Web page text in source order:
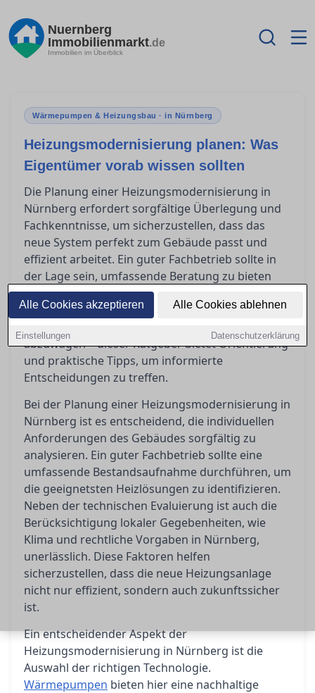
Alle Cookies akzeptieren Alle Cookies ablehnen
Einstellungen Datenschutzerklärung
Nuernberg
Immobilienmarkt.de
Immobilien im Überblick
Wärmepumpen & Heizungsbau · in Nürnberg
Heizungsmodernisierung planen: Was
Eigentümer vorab wissen sollten
Die Planung einer Heizungsmodernisierung in
Nürnberg erfordert sorgfältige Überlegung und
Fachkenntnisse, um sicherzustellen, dass das
neue System perfekt zum Gebäude passt und
effizient arbeitet. Ein guter Fachbetrieb sollte in
der Lage sein, umfassende Beratung zu bieten
und auf individuelle Bedürfnisse einzugehen.
Eigentümer stehen oft vor der Herausforderung,
abzuwägen – dieser Ratgeber bietet Orientierung
und praktische Tipps, um informierte
Entscheidungen zu treffen.
Bei der Planung einer Heizungsmodernisierung in
Nürnberg ist es entscheidend, die individuellen
Anforderungen des Gebäudes sorgfältig zu
analysieren. Ein guter Fachbetrieb sollte eine
umfassende Bestandsaufnahme durchführen, um
die geeignetsten Heizlösungen zu identifizieren.
Neben der technischen Evaluierung ist auch die
Berücksichtigung lokaler Gegebenheiten, wie
Klima und rechtliche Vorgaben in Nürnberg,
unerlässlich. Diese Faktoren helfen
sicherzustellen, dass die neue Heizungsanlage
nicht nur effizient, sondern auch zukunftssicher
ist.
Ein entscheidender Aspekt der
Heizungsmodernisierung in Nürnberg ist die
Auswahl der richtigen Technologie.
Wärmepumpen bieten hier eine nachhaltige